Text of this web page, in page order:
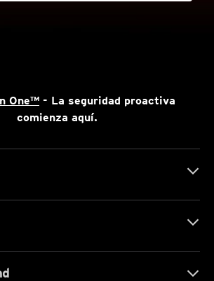
One™ - La seguridad proactiva
comienza aquí.